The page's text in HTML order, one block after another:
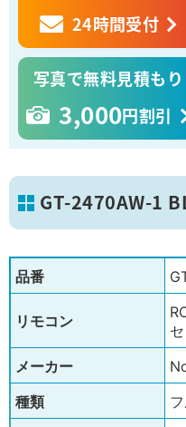
24時間受付
写真で無料見積もり
3,000円割引
GT-2470AW-1
品番
リモコン
メーカー
種類